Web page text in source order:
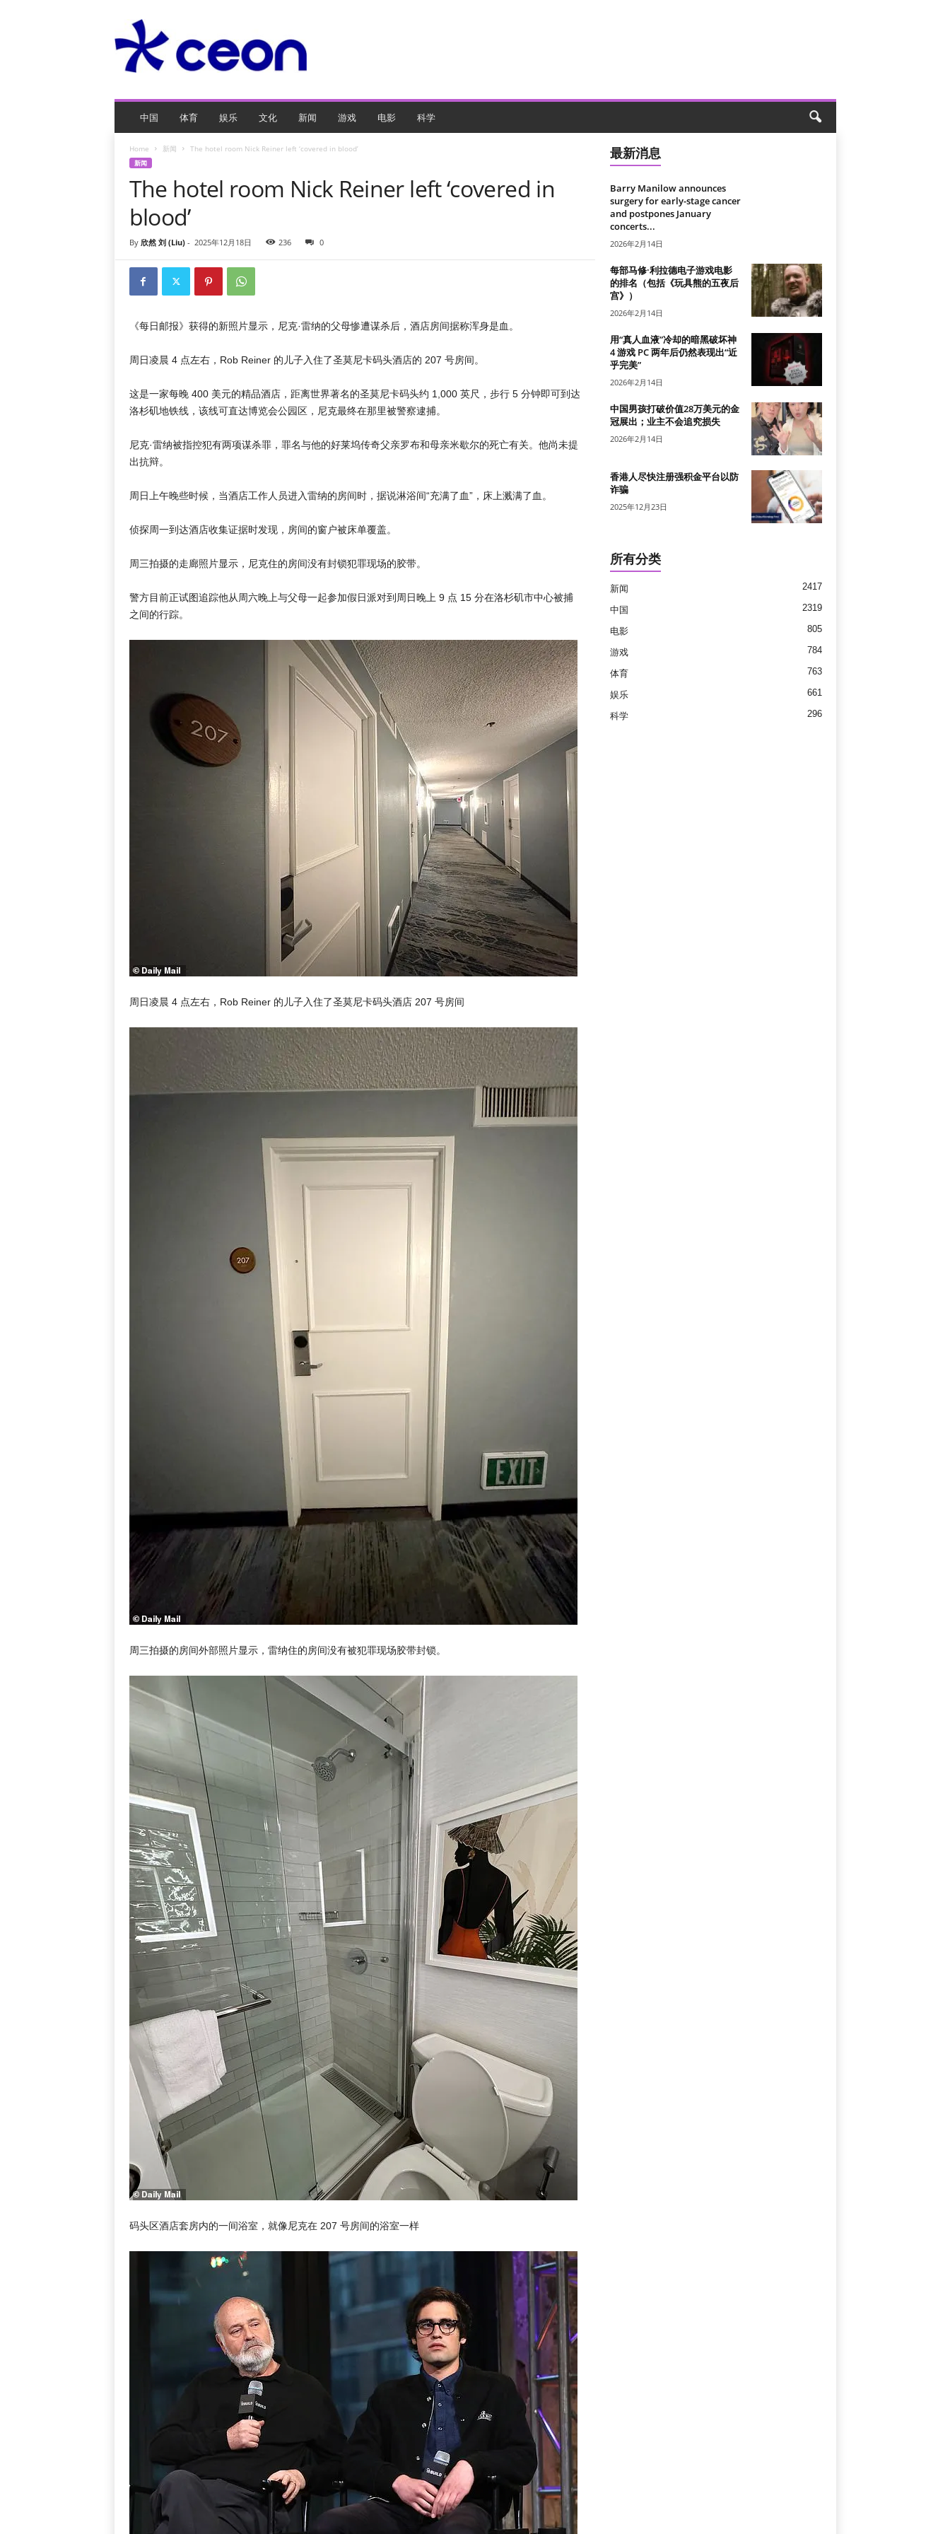
O
游
中国 体育 娱乐 文化 新闻 游戏 电影 科学
Home 新闻 The hotel room Nick Reiner left ‘covered in blood’
新闻
The hotel room Nick Reiner left ‘covered in
blood’
By 欣然 刘 (Liu)- 2025年12月18日 236 0
《每日邮报》获得的新照片显示，尼克·雷纳的父母惨遭谋杀后，酒店房间据称浑身是血。
周日凌晨 4 点左右，Rob Reiner 的儿子入住了圣莫尼卡码头酒店的 207 号房间。
这是一家每晚 400 美元的精品酒店，距离世界著名的圣莫尼卡码头约 1,000 英尺，步行 5 分钟即可到达
洛杉矶地铁线，该线可直达博览会公园区，尼克最终在那里被警察逮捕。
尼克·雷纳被指控犯有两项谋杀罪，罪名与他的好莱坞传奇父亲罗布和母亲米歇尔的死亡有关。他尚未提
出抗辩。
周日上午晚些时候，当酒店工作人员进入雷纳的房间时，据说淋浴间“充满了血”，床上溅满了血。
侦探周一到达酒店收集证据时发现，房间的窗户被床单覆盖。
周三拍摄的走廊照片显示，尼克住的房间没有封锁犯罪现场的胶带。
警方目前正试图追踪他从周六晚上与父母一起参加假日派对到周日晚上 9 点 15 分在洛杉矶市中心被捕
之间的行踪。
周日凌晨 4 点左右，Rob Reiner 的儿子入住了圣莫尼卡码头酒店 207 号房间
周三拍摄的房间外部照片显示，雷纳住的房间没有被犯罪现场胶带封锁。
码头区酒店套房内的一间浴室，就像尼克在 207 号房间的浴室一样
最新消息
Barry Manilow announces
surgery for early-stage cancer
and postpones January
concerts...
2026年2月14日
每部马修·利拉德电子游戏电影
的排名（包括《玩具熊的五夜后
宫》）
2026年2月14日
用“真人血液”冷却的暗黑破坏神
4 游戏 PC 两年后仍然表现出“近
乎完美”
2026年2月14日
中国男孩打破价值28万美元的金
冠展出；业主不会追究损失
2026年2月14日
香港人尽快注册强积金平台以防
诈骗
2025年12月23日
所有分类
新闻 2417
中国 2319
电影 805
游戏 784
体育 763
娱乐 661
科学 296